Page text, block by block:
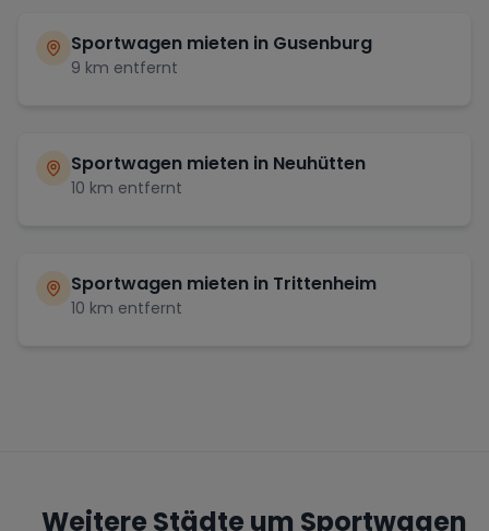
Sportwagen mieten in Gusenburg
9 km entfernt
Sportwagen mieten in Neuhütten
10 km entfernt
Sportwagen mieten in Trittenheim
10 km entfernt
Weitere Städte um Sportwagen